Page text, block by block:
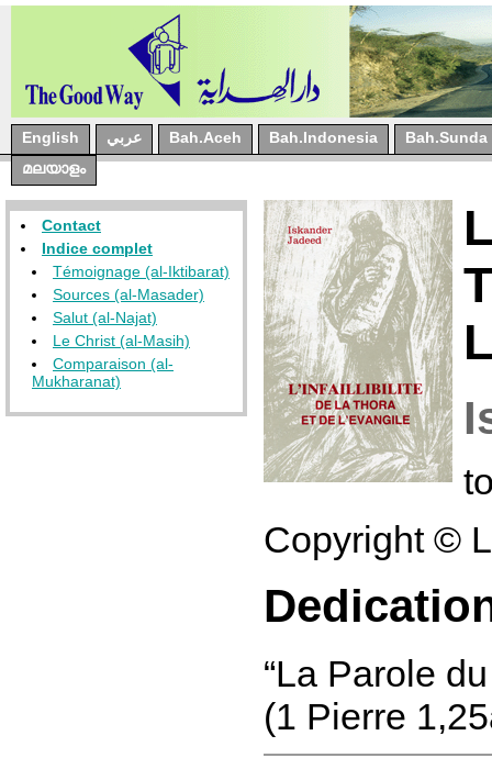
English عربي Bah.Aceh Bah.Indonesia
Bah.Sunda
മലയാളം
Contact
Indice complet
Témoignage (al-Iktibarat)
Sources (al-Masader)
Salut (al-Najat)
Le Christ (al-Masih)
Comparaison (al-
Mukharanat)
Copyright ©
“La Parole
(1 Pierre